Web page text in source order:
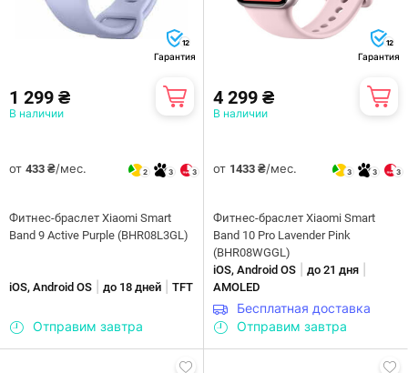
12
Гарантия
1 299 ₴
В наличии
от 433 ₴/мес. 2 3 3
Фитнес-браслет Xiaomi Smart
Band 9 Active Purple (BHR08L3GL)
iOS, Android OS до 18 дней TFT
Отправим завтра
12
Гарантия
4 299 ₴
В наличии
от 1433 ₴/мес. 3 3 3
Фитнес-браслет Xiaomi Smart
Band 10 Pro Lavender Pink
(BHR08WGGL)
iOS, Android OS
до 21 дня
AMOLED
Бесплатная доставка
Отправим завтра